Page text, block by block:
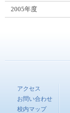
2005年度
アクセス
お問い合わせ
校内マップ